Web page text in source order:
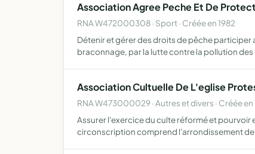
Association Agree Peche Et De
RNA W472000308 · Sport · Créée en 1982
Détenir et gérer des droits de pêche
braconnage, par la lutte contre la pollution des
Association Cultuelle De L'eglise
RNA W473000029 · Autres et divers · Créée en
Assurer l'exercice du culte réformé et pourvoir
circonscription comprend l'arrondissement de